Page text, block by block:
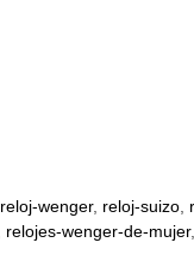
reloj-wenger reloj-suizo
relojes-wenger-de-mujer